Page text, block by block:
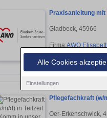
Alle Cookies
Einstellungen
Praxisanleitung
Gladbeck, 45966
Firma:AWO
Pflegefachkraft (w/
Oer-Erkenschwick,